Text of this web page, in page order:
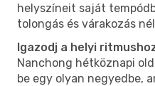
helyszíneit saját
tolongás és várakozás
Igazodj a helyi
Nanchong hétköznapi
be egy olyan negyedbe,